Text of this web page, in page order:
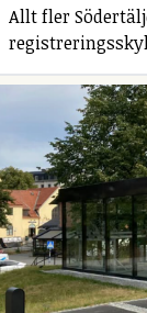
Allt fler